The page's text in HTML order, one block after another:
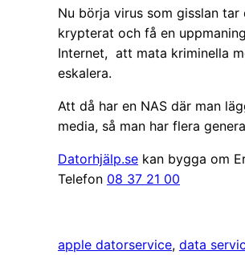
Nu börja virus som gisslan
krypterat och få en
Internet, att mata kriminella
eskalera.
Att då har en NAS där man
media, så man har flera
Datorhjälp.se kan bygga om
Telefon 08 37 21 00
apple datorservice, data